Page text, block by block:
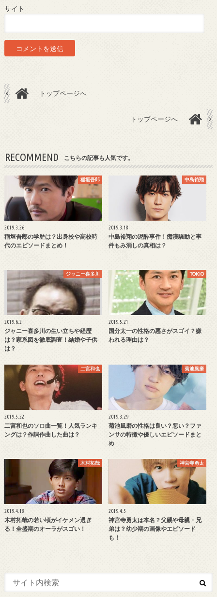
サイト
トップページへ
トップページへ
RECOMMEND こちらの記事も人気です。
稲垣吾郎
2019.3.26
稲垣吾郎の学歴は？出身校や高校時
代のエピソードまとめ！
中島裕翔
2019.3.18
中島裕翔の泥酔事件！痴漢騒動と事
件もみ消しの真相は？
ジャニー喜多川
2019.6.2
ジャニー喜多川の生い立ちや経歴
は？家系図を徹底調査！結婚や子供
は？
TOKIO
2019.5.21
国分太一の性格の悪さがスゴイ？嫌
われる理由は？
二宮和也
2019.5.22
二宮和也のソロ曲一覧！人気ランキ
ングは？作詞作曲した曲は？
菊池風磨
2019.3.29
菊池風磨の性格は良い？悪い？ファ
ンサの特徴や優しいエピソードまと
め
木村拓哉
2019.4.18
木村拓哉の若い頃がイケメン過ぎ
る！全盛期のオーラがスゴい！
神宮寺勇太
2019.4.5
神宮寺勇太は本名？父親や母親・兄
弟は？幼少期の画像やエピソード
も！